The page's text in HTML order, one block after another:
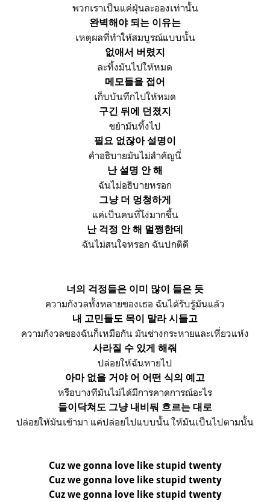
พวกเราเป็นแค่ฝุ่นละอองเท่านั้น
완벽해야 되는 이유는
เหตุผลที่ทำให้สมบูรณ์แบบนั้น
없애서 버렸지
ละทิ้งมันไปให้หมด
메모들을 접어
เก็บบันทึกไปให้หมด
구긴 뒤에 던졌지
ขยำมันทิ้งไป
필요 없잖아 설명이
คำอธิบายมันไม่สำคัญนี่
난 설명 안 해
ฉันไม่อธิบายหรอก
그냥 더 멍청하게
แค่เป็นคนที่โง่มากขึ้น
난 걱정 안 해 멀쩡한데
ฉันไม่สนใจหรอก ฉันปกติดี
너의 걱정들은 이미 많이 들은 듯
ความกังวลทั้งหลายของเธอ ฉันได้รับรู้มันแล้ว
내 고민들도 목이 말라 시들고
ความกังวลของฉันก็เหมือกัน มันช่างกระหายและเหี่ยวแห้ง
사라질 수 있게 해줘
ปล่อยให้ฉันหายไป
아마 없을 거야 어 어떤 식의 예고
หรือบางทีมันไม่ได้มีการคาดการณ์อะไร
들이닥쳐도 그냥 내비둬 흐르는 대로
ปล่อยให้มันเข้ามา แค่ปล่อยไปแบบนั้น ให้มันเป็นไปตามนั้น
Cuz we gonna love like stupid twenty
Cuz we gonna love like stupid twenty
Cuz we gonna love like stupid twenty